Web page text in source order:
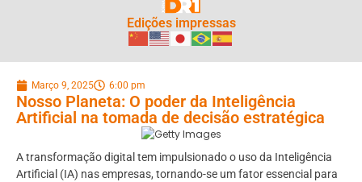
Edições impressas
Março 9, 2025 6:00 pm
Nosso Planeta: O poder da Inteligência
Artificial na tomada de decisão estratégica
A transformação digital tem impulsionado o uso da Inteligência
Artificial (IA) nas empresas, tornando-se um fator essencial para